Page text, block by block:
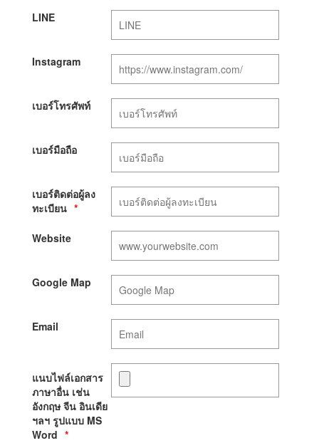
LINE
Instagram
เบอร์โทรศัพท์
เบอร์มือถือ
เบอร์ติดต่อผู้ลง
ทะเบียน
Website
Google Map
Email
แนบไฟล์เอกสาร
ภาษาอื่น เช่น
อังกฤษ จีน อินเดีย
ฯลฯ รูปแบบ MS
Word